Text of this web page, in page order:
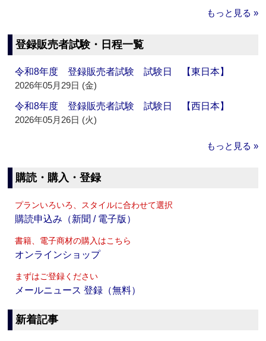
もっと見る »
登録販売者試験・日程一覧
令和8年度 登録販売者試験 試験日 【東日本】
2026年05月29日 (金)
令和8年度 登録販売者試験 試験日 【西日本】
2026年05月26日 (火)
もっと見る »
購読・購入・登録
プランいろいろ、スタイルに合わせて選択
購読申込み（新聞 / 電子版）
書籍、電子商材の購入はこちら
オンラインショップ
まずはご登録ください
メールニュース 登録（無料）
新着記事